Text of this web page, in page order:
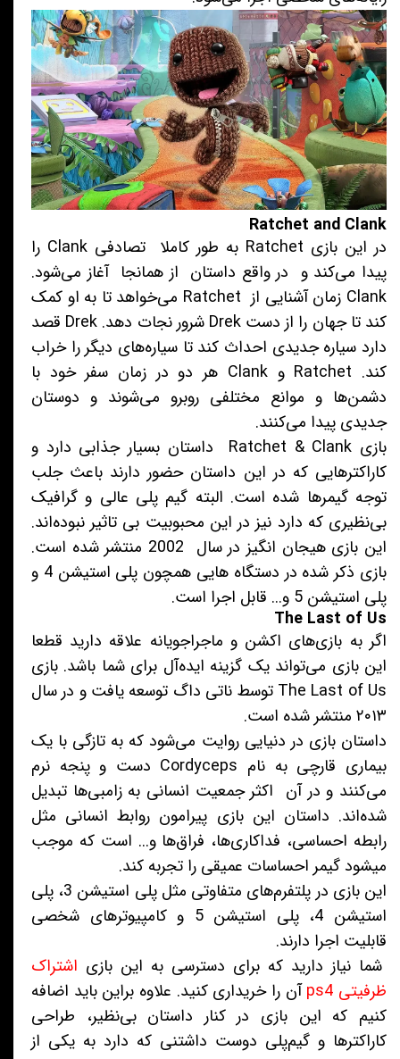
Ratchet and Clank
در این بازی Ratchet به طور کاملا تصادفی Clank را
پیدا می‌کند و در واقع داستان از همانجا آغاز می‌شود.
Clank زمان آشنایی از Ratchet می‌خواهد تا به او کمک
کند تا جهان را از دست Drek شرور نجات دهد. Drek قصد
دارد سیاره جدیدی احداث کند تا سیاره‌های دیگر را خراب
کند. Ratchet و Clank هر دو در زمان سفر خود با
دشمن‌ها و موانع مختلفی روبرو می‌شوند و دوستان
جدیدی پیدا می‌کنند.
بازی Ratchet & Clank داستان بسیار جذابی دارد و
کاراکترهایی که در این داستان حضور دارند باعث جلب
توجه گیمرها شده‌ است. البته گیم پلی عالی و گرافیک
بی‌نظیری که دارد نیز در این محبوبیت بی تاثیر نبوده‌اند.
این بازی هیجان انگیز در سال 2002 منتشر شده است.
بازی ذکر شده در دستگاه هایی همچون پلی استیشن 4 و
پلی استیشن 5 و... قابل اجرا است.
The Last of Us
اگر به بازی‌های اکشن و ماجراجویانه علاقه دارید قطعا
این بازی می‌تواند یک گزینه ایده‌آل برای شما باشد. بازی
The Last of Us توسط ناتی داگ توسعه یافت و در سال
۲۰۱۳ منتشر شده است.
داستان بازی در دنیایی روایت می‌شود که به تازگی با یک
بیماری قارچی به نام Cordyceps دست و پنجه نرم
می‌کنند و در آن اکثر جمعیت انسانی به زامبی‌ها تبدیل
شده‌اند. داستان این بازی پیرامون روابط انسانی مثل
رابطه احساسی، فداکاری‌ها، فراق‌ها و... است که موجب
میشود گیمر احساسات عمیقی را تجربه کند.
این بازی در پلتفرم‌های متفاوتی مثل پلی‌ استیشن 3، پلی‌
استیشن 4، پلی‌ استیشن 5 و کامپیوترهای شخصی
قابلیت اجرا دارند.
شما نیاز دارید که برای دسترسی به این بازی اشتراک
ظرفیتی ps4
آن را خریداری کنید. علاوه براین باید اضافه
کنیم که این بازی در کنار داستان بی‌نظیر، طراحی
کاراکترها و گیم‌پلی دوست داشتنی که دارد به یکی از